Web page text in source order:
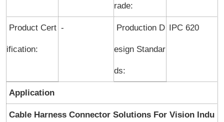
rade:
Product Cert
ification:
- Production D
esign Standar
ds:
IPC 620
Application
Cable Harness Connector Solutions For Vision Indu